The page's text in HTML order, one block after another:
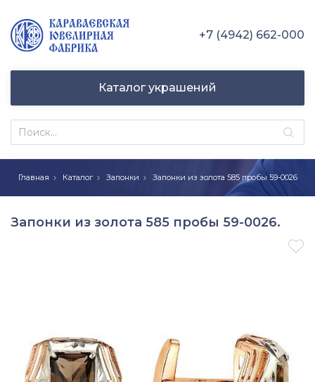
+7 (4942) 662-000
Каталог украшений
Главная Каталог Запонки Запонки из золота 585 пробы 59-0026
Запонки из золота 585 пробы 59-0026.
